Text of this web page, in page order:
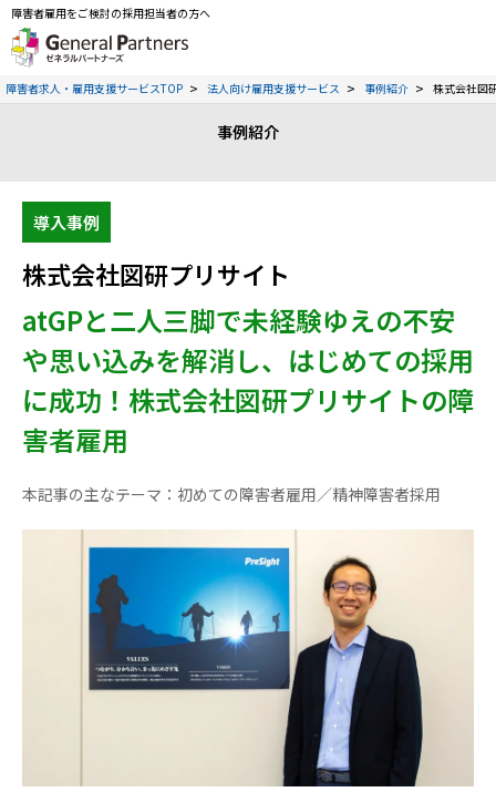
障害者雇用をご検討の採用担当者の方へ
障害者求人・雇用支援サービスTOP 法人向け雇用支援サービス 事例紹介 株式会社図
事例紹介
導入事例
株式会社図研プリサイト
atGPと二人三脚で未経験ゆえの不安
や思い込みを解消し、はじめての採用
に成功！株式会社図研プリサイトの障
害者雇用
本記事の主なテーマ：初めての障害者雇用／精神障害者採用